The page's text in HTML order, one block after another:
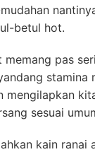
betul hot.
pas
stamina
mengilapkan
sesuai
kain ranai